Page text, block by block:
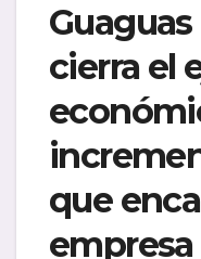
cierra el
que
empresa